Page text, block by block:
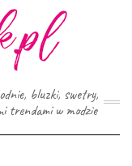
bluzki, swetry,
trendami w modzie